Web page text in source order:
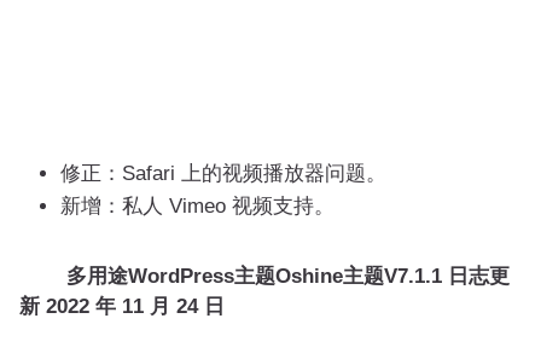
修正：Safari 上的视频播放器问题。
新增：私人 Vimeo 视频支持。
多用途WordPress主题Oshine主题V7.1.1 日志更
新 2022 年 11 月 24 日